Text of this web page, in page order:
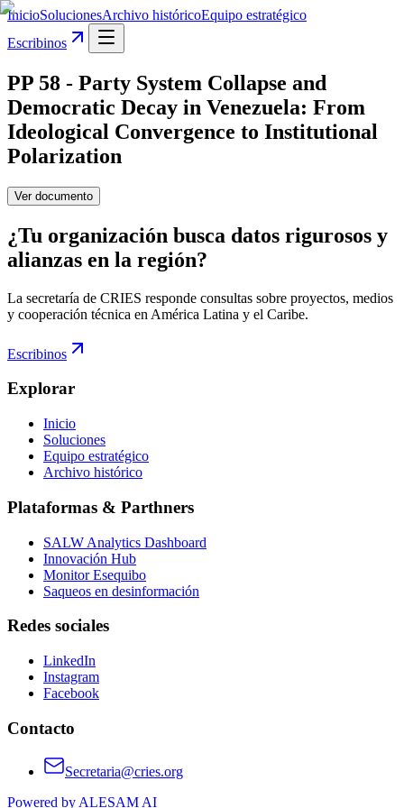
InicioSolucionesArchivo históricoEquipo estratégico
Escribinos
PP 58 - Party System Collapse and
Democratic Decay in Venezuela: From
Ideological Convergence to Institutional
Polarization
Ver documento
¿Tu organización busca datos rigurosos y
alianzas en la región?
La secretaría de CRIES responde consultas sobre proyectos, medios
y cooperación técnica en América Latina y el Caribe.
Escribinos
Explorar
Inicio
Soluciones
Equipo estratégico
Archivo histórico
Plataformas & Parthners
SALW Analytics Dashboard
Innovación Hub
Monitor Esequibo
Saqueos en desinformación
Redes sociales
LinkedIn
Instagram
Facebook
Contacto
Secretaria@cries.org
Powered by ALESAM AI